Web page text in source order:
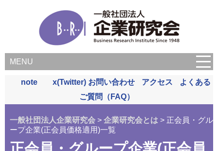
MENU
note x(Twitter) お問い合わせ アクセス
よくある
ご質問（FAQ）
一般社団法人企業研究会 > 企業研究会とは > 正会員・グル
ープ企業(正会員価格適用)一覧